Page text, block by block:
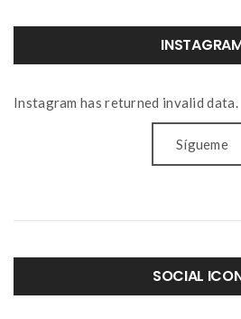
Instagram has returned invalid data.
Sígueme
SOCIAL